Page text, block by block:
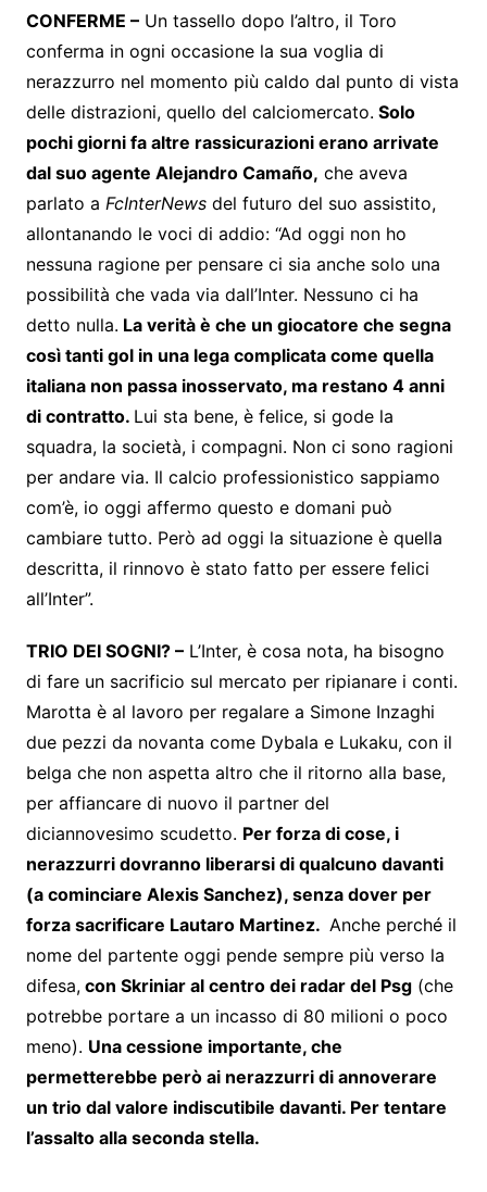
CONFERME –Un tassello dopo l’altro, il Toro
conferma in ogni occasione la sua voglia di
nerazzurro nel momento più caldo dal punto di vista
delle distrazioni, quello del calciomercato. Solo
pochi giorni fa altre rassicurazioni erano arrivate
dal suo agente Alejandro Camaño, che aveva
parlato a FcInterNews del futuro del suo assistito,
allontanando le voci di addio: “Ad oggi non ho
nessuna ragione per pensare ci sia anche solo una
possibilità che vada via dall’Inter. Nessuno ci ha
detto nulla. La verità è che un giocatore che segna
così tanti gol in una lega complicata come quella
italiana non passa inosservato, ma restano 4 anni
di contratto. Lui sta bene, è felice, si gode la
squadra, la società, i compagni. Non ci sono ragioni
per andare via. Il calcio professionistico sappiamo
com’è, io oggi affermo questo e domani può
cambiare tutto. Però ad oggi la situazione è quella
descritta, il rinnovo è stato fatto per essere felici
all’Inter”.
TRIO DEI SOGNI? –L’Inter, è cosa nota, ha bisogno
di fare un sacrificio sul mercato per ripianare i conti.
Marotta è al lavoro per regalare a Simone Inzaghi
due pezzi da novanta come Dybala e Lukaku, con il
belga che non aspetta altro che il ritorno alla base,
per affiancare di nuovo il partner del
diciannovesimo scudetto. Per forza di cose, i
nerazzurri dovranno liberarsi di qualcuno davanti
(a cominciare Alexis Sanchez), senza dover per
forza sacrificare Lautaro Martinez. Anche perché il
nome del partente oggi pende sempre più verso la
difesa,con Skriniar al centro dei radar del Psg(che
potrebbe portare a un incasso di 80 milioni o poco
meno). Una cessione importante, che
permetterebbe però ai nerazzurri di annoverare
un trio dal valore indiscutibile davanti. Per tentare
l’assalto alla seconda stella.